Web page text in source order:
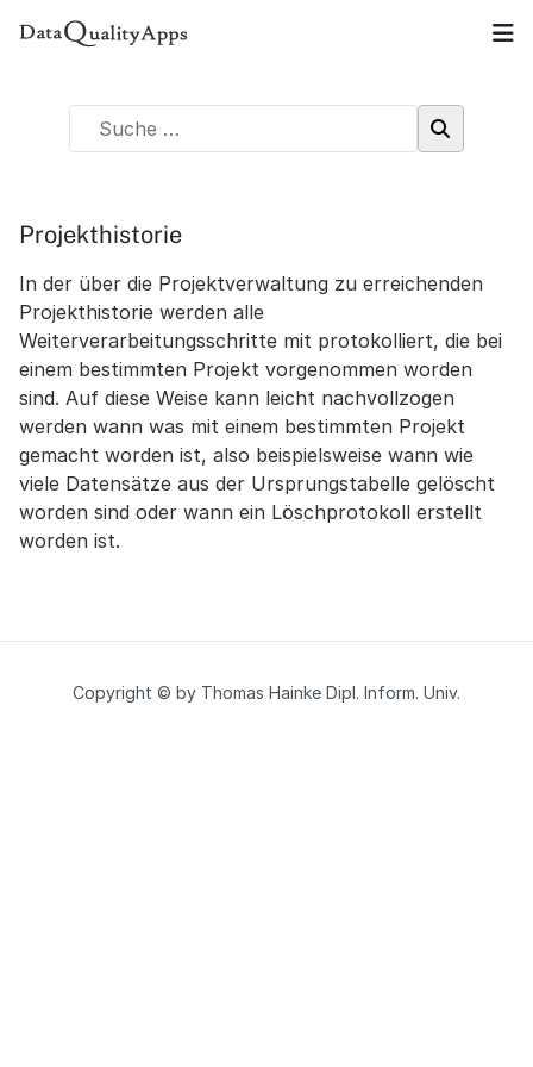
Projekthistorie
In der über die Projektverwaltung zu erreichenden
Projekthistorie werden alle
Weiterverarbeitungsschritte mit protokolliert, die bei
einem bestimmten Projekt vorgenommen worden
sind. Auf diese Weise kann leicht nachvollzogen
werden wann was mit einem bestimmten Projekt
gemacht worden ist, also beispielsweise wann wie
viele Datensätze aus der Ursprungstabelle gelöscht
worden sind oder wann ein Löschprotokoll erstellt
worden ist.
Copyright © by Thomas Hainke Dipl. Inform. Univ.